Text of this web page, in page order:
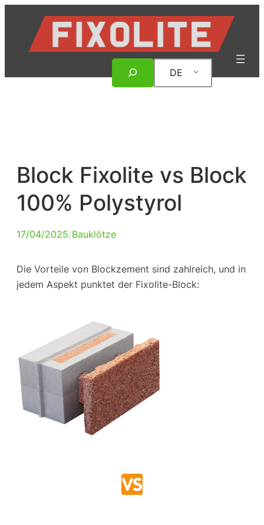
springen
DE
Block Fixolite vs Block
100% Polystyrol
17/04/2025/Bauklötze
Die Vorteile von Blockzement sind zahlreich, und in
jedem Aspekt punktet der Fixolite-Block: